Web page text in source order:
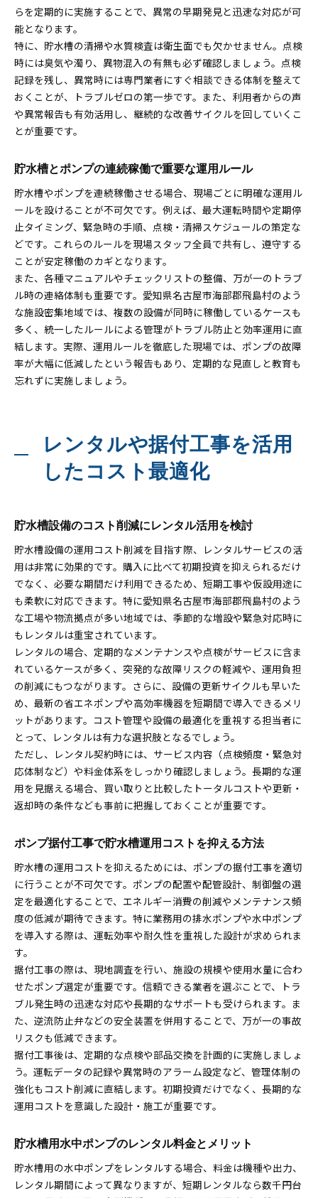
らを定期的に実施することで、異常の早期発見と迅速な対応が可
能となります。
特に、貯水槽の清掃や水質検査は衛生面でも欠かせません。点検
時には臭気や濁り、異物混入の有無も必ず確認しましょう。点検
記録を残し、異常時には専門業者にすぐ相談できる体制を整えて
おくことが、トラブルゼロの第一歩です。また、利用者からの声
や異常報告も有効活用し、継続的な改善サイクルを回していくこ
とが重要です。
貯水槽とポンプの連続稼働で重要な運用ルール
貯水槽やポンプを連続稼働させる場合、現場ごとに明確な運用ル
ールを設けることが不可欠です。例えば、最大運転時間や定期停
止タイミング、緊急時の手順、点検・清掃スケジュールの策定な
どです。これらのルールを現場スタッフ全員で共有し、遵守する
ことが安定稼働のカギとなります。
また、各種マニュアルやチェックリストの整備、万が一のトラブ
ル時の連絡体制も重要です。愛知県名古屋市海部郡飛島村のよう
な施設密集地域では、複数の設備が同時に稼働しているケースも
多く、統一したルールによる管理がトラブル防止と効率運用に直
結します。実際、運用ルールを徹底した現場では、ポンプの故障
率が大幅に低減したという報告もあり、定期的な見直しと教育も
忘れずに実施しましょう。
レンタルや据付工事を活用
したコスト最適化
貯水槽設備のコスト削減にレンタル活用を検討
貯水槽設備の運用コスト削減を目指す際、レンタルサービスの活
用は非常に効果的です。購入に比べて初期投資を抑えられるだけ
でなく、必要な期間だけ利用できるため、短期工事や仮設用途に
も柔軟に対応できます。特に愛知県名古屋市海部郡飛島村のよう
な工場や物流拠点が多い地域では、季節的な増設や緊急対応時に
もレンタルは重宝されています。
レンタルの場合、定期的なメンテナンスや点検がサービスに含ま
れているケースが多く、突発的な故障リスクの軽減や、運用負担
の削減にもつながります。さらに、設備の更新サイクルも早いた
め、最新の省エネポンプや高効率機器を短期間で導入できるメリ
ットがあります。コスト管理や設備の最適化を重視する担当者に
とって、レンタルは有力な選択肢となるでしょう。
ただし、レンタル契約時には、サービス内容（点検頻度・緊急対
応体制など）や料金体系をしっかり確認しましょう。長期的な運
用を見据える場合、買い取りと比較したトータルコストや更新・
返却時の条件なども事前に把握しておくことが重要です。
ポンプ据付工事で貯水槽運用コストを抑える方法
貯水槽の運用コストを抑えるためには、ポンプの据付工事を適切
に行うことが不可欠です。ポンプの配置や配管設計、制御盤の選
定を最適化することで、エネルギー消費の削減やメンテナンス頻
度の低減が期待できます。特に業務用の排水ポンプや水中ポンプ
を導入する際は、運転効率や耐久性を重視した設計が求められま
す。
据付工事の際は、現地調査を行い、施設の規模や使用水量に合わ
せたポンプ選定が重要です。信頼できる業者を選ぶことで、トラ
ブル発生時の迅速な対応や長期的なサポートも受けられます。ま
た、逆流防止弁などの安全装置を併用することで、万が一の事故
リスクも低減できます。
据付工事後は、定期的な点検や部品交換を計画的に実施しましょ
う。運転データの記録や異常時のアラーム設定など、管理体制の
強化もコスト削減に直結します。初期投資だけでなく、長期的な
運用コストを意識した設計・施工が重要です。
貯水槽用水中ポンプのレンタル料金とメリット
貯水槽用の水中ポンプをレンタルする場合、料金は機種や出力、
レンタル期間によって異なりますが、短期レンタルなら数千円台